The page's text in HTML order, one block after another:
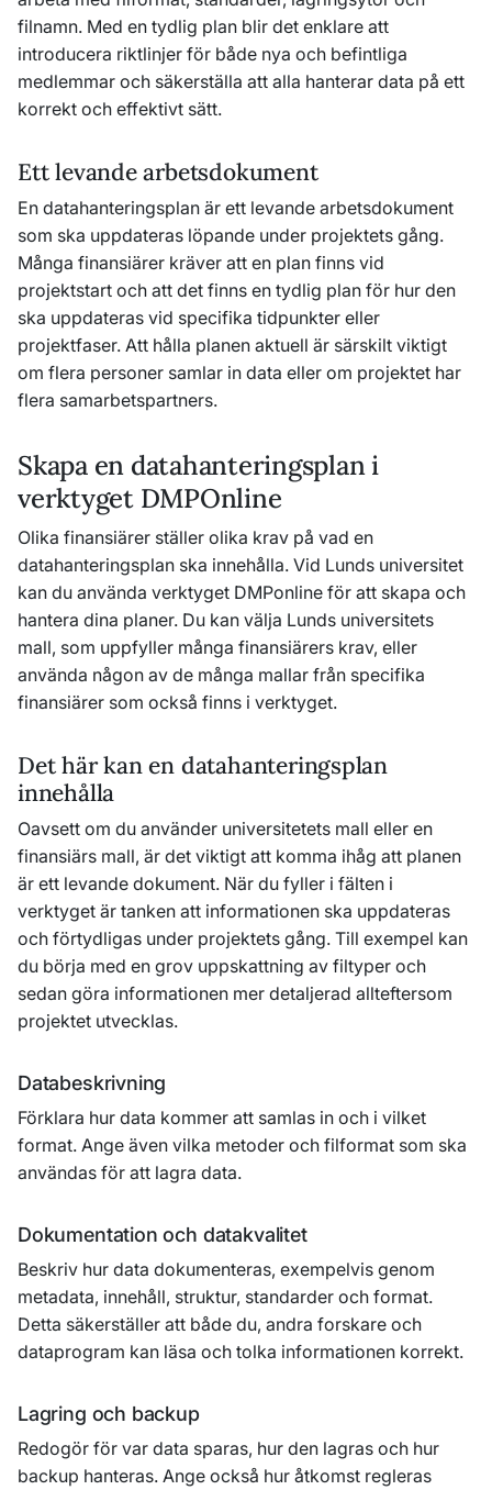
filnamn. Med en tydlig plan blir det enklare att
introducera riktlinjer för både nya och befintliga
medlemmar och säkerställa att alla hanterar data på ett
korrekt och effektivt sätt.
Ett levande arbetsdokument
En datahanteringsplan är ett levande arbetsdokument
som ska uppdateras löpande under projektets gång.
Många finansiärer kräver att en plan finns vid
projektstart och att det finns en tydlig plan för hur den
ska uppdateras vid specifika tidpunkter eller
projektfaser. Att hålla planen aktuell är särskilt viktigt
om flera personer samlar in data eller om projektet har
flera samarbetspartners.
Skapa en datahanteringsplan i
verktyget DMPOnline
Olika finansiärer ställer olika krav på vad en
datahanteringsplan ska innehålla. Vid Lunds universitet
kan du använda verktyget DMPonline för att skapa och
hantera dina planer. Du kan välja Lunds universitets
mall, som uppfyller många finansiärers krav, eller
använda någon av de många mallar från specifika
finansiärer som också finns i verktyget.
Det här kan en datahanteringsplan
innehålla
Oavsett om du använder universitetets mall eller en
finansiärs mall, är det viktigt att komma ihåg att planen
är ett levande dokument. När du fyller i fälten i
verktyget är tanken att informationen ska uppdateras
och förtydligas under projektets gång. Till exempel kan
du börja med en grov uppskattning av filtyper och
sedan göra informationen mer detaljerad allteftersom
projektet utvecklas.
Databeskrivning
Förklara hur data kommer att samlas in och i vilket
format. Ange även vilka metoder och filformat som ska
användas för att lagra data.
Dokumentation och datakvalitet
Beskriv hur data dokumenteras, exempelvis genom
metadata, innehåll, struktur, standarder och format.
Detta säkerställer att både du, andra forskare och
dataprogram kan läsa och tolka informationen korrekt.
Lagring och backup
Redogör för var data sparas, hur den lagras och hur
backup hanteras. Ange också hur åtkomst regleras